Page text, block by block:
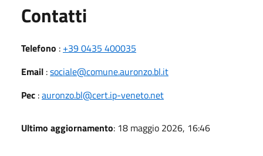
Contatti
Telefono : +39 0435 400035
Email :sociale@comune.auronzo.bl.it
Pec :auronzo.bl@cert.ip-veneto.net
Ultimo aggiornamento: 18 maggio 2026, 16:46